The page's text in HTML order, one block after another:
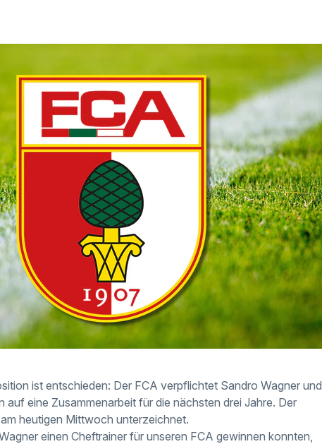
ist entschieden: Der FCA verpflichtet Sandro Wagner und
eine Zusammenarbeit für die nächsten drei Jahre. Der
heutigen Mittwoch unterzeichnet.
einen Cheftrainer für unseren FCA gewinnen konnten,